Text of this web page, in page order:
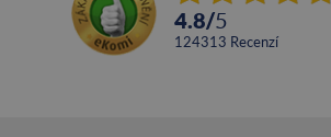
4.8/5
124313 recenzí